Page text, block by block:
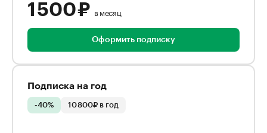
1 500 ₽ в месяц
Оформить подписку
Подписка на год
-40% 10 800₽ в год